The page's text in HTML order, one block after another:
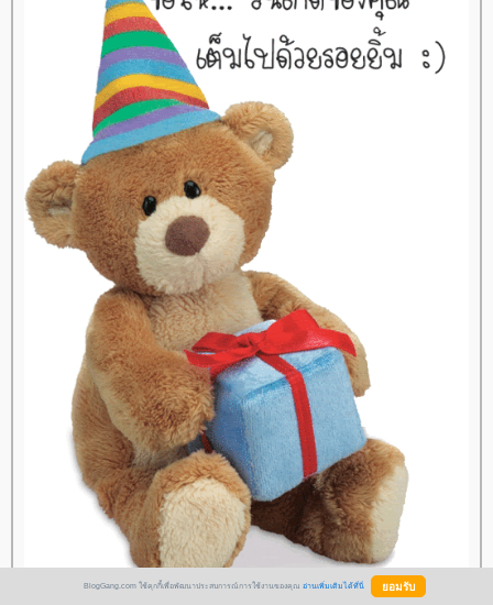
BlogGang.com ใช้คุกกี้เพื่อพัฒนาประสบการณ์การใช้งานของคุณ อ่านเพิ่มเติมได้ที่นี่